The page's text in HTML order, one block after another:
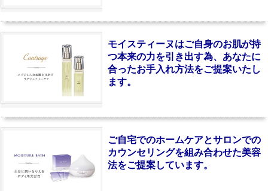
モイスティーヌはご自身のお肌が持
つ本来の力を引き出す為、あなたに
合ったお手入れ方法をご提案いたし
ます。
ご自宅でのホームケアとサロンでの
カウンセリングを組み合わせた美容
法をご提案しています。